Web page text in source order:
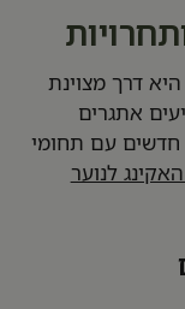
דרך מצוינת
אתגרים
חדשים עם תחומי
לנוער